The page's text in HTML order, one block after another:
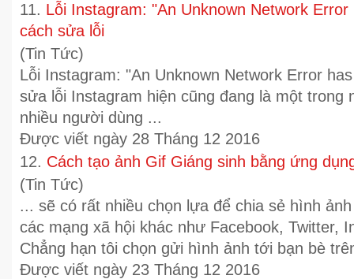
11. Lỗi Instagram: "An Unknown Network
cách sửa lỗi
(Tin Tức)
Lỗi Instagram: "An Unknown Network Error
sửa lỗi Instagram hiện cũng đang là một trong
nhiều người dùng ...
Được viết ngày 28 Tháng 12 2016
12. Cách tạo ảnh Gif Giáng sinh bằng ứng
(Tin Tức)
... sẽ có rất nhiều chọn lựa để chia sẻ hình
các mạng xã hội khác như Facebook,
Chẳng hạn tôi chọn gửi hình ảnh tới bạn bè
Được viết ngày 23 Tháng 12 2016